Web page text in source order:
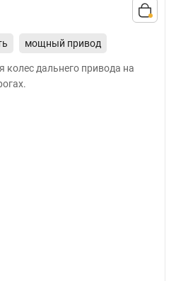
мощный привод
дальнего привода на